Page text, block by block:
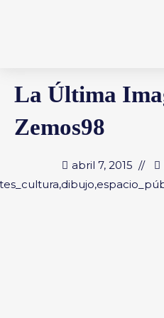
La Última
Zemos98
abril 7, 2015
,dibujo,